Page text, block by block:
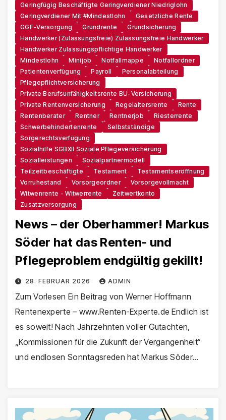
Geringfügig Beschäftigte Geringverdiener Niedriglohn
Geringverdiener Mit #Mindestlohn
Gesetzliche Rente
GGF-Versorgung
Grundrente
Grundsicherung
Handwerker (zulassungsfreie) Zulassungsfreie Handwerker
Handwerker Zulassungspflichtige Handwerker
Mindestlohn
Minijob Notfallmappe
Notfallordner
Patientenverfügung
Payroll
Personalabteilung
Pflegepflichtversicherung
Private Berufsunfähigkeitsrente BU-Versicherung
Private Rentenversicherung
Regelaltersrente
Rente
Rentenberater
Rentner Rentnerjob
Riesterrente
Schwerbehindertenrente
Selbstständige
Sorgerechtsverfügung
Sozialhilfe SGBXII Soziale Pflegeversicherung
Sozialleistungen
Sozialpartnermodell
Teilzeitbeschäftigte
Testament
Testamentseröffnung
Vorruhestand
Vorsorgeordner
Vorsorgevollmacht
Witwenrente - Witwerrente
Zeitwertkonto
Zusatzversorgung
News – der Oberhammer! Markus
Söder hat das Renten- und
Pflegeproblem endgültig gekillt!
28. FEBRUAR 2026 ADMIN
Zum Vorlesen Ein Beitrag von Werner Hoffmann
Rentenexperte – www.Renten-Experte.de Endlich ist
es soweit! Nach Jahrzehnten voller Gutachten,
„Kommissionen für die Zukunft der Vergangenheit“
und endlosen Sonntagsreden hat Markus Söder…